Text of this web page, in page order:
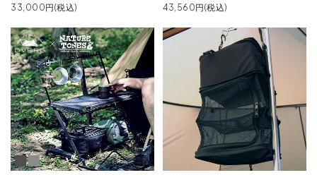
33,000円(税込)
43,560円(税込)